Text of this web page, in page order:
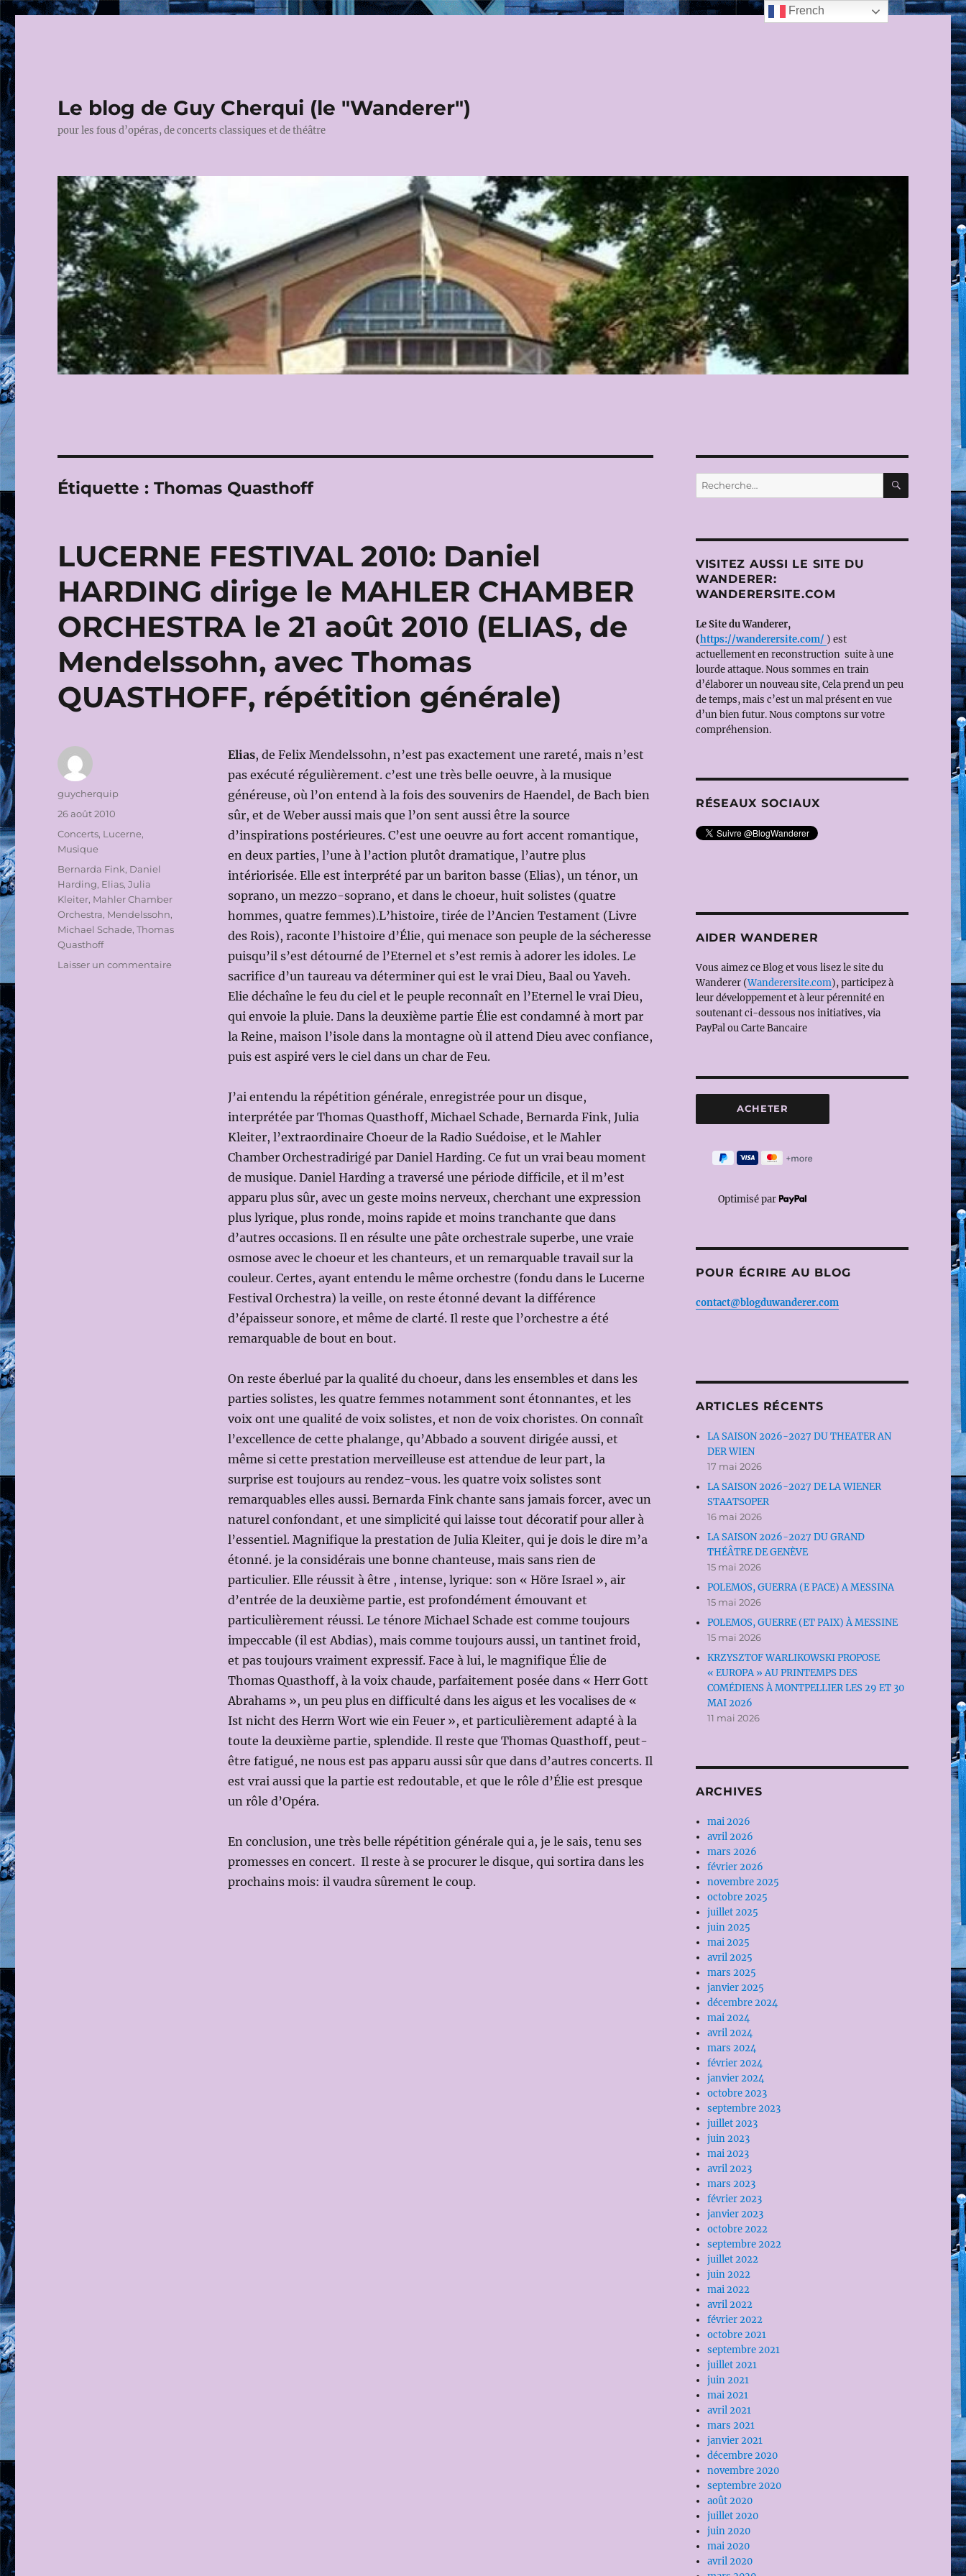
Le blog de Guy Cherqui (le "Wanderer")
pour les fous d’opéras, de concerts classiques et de théâtre
Étiquette :Thomas Quasthoff
LUCERNE FESTIVAL 2010: Daniel
HARDING dirige le MAHLER CHAMBER
ORCHESTRA le 21 août 2010 (ELIAS, de
Mendelssohn, avec Thomas
QUASTHOFF, répétition générale)
Elias, de Felix Mendelssohn, n’est pas exactement une rareté, mais n’est
pas exécuté régulièrement. c’est une très belle oeuvre, à la musique
généreuse, où l’on entend à la fois des souvenirs de Haendel, de Bach bien
sûr, et de Weber aussi mais que l’on sent aussi être la source
d’inspirations postérieures. C’est une oeuvre au fort accent romantique,
en deux parties, l’une à l’action plutôt dramatique, l’autre plus
intériorisée. Elle est interprété par un bariton basse (Elias), un ténor, un
soprano, un mezzo-soprano, et dans le choeur, huit solistes (quatre
hommes, quatre femmes).L’histoire, tirée de l’Ancien Testament (Livre
des Rois), raconte l’histoire d’Élie, qui menace son peuple de la sécheresse
puisqu’il s’est détourné de l’Eternel et s’est remis à adorer les idoles. Le
sacrifice d’un taureau va déterminer qui est le vrai Dieu, Baal ou Yaveh.
Elie déchaîne le feu du ciel et le peuple reconnaît en l’Eternel le vrai Dieu,
qui envoie la pluie. Dans la deuxième partie Élie est condamné à mort par
la Reine, maison l’isole dans la montagne où il attend Dieu avec confiance,
puis est aspiré vers le ciel dans un char de Feu.
J’ai entendu la répétition générale, enregistrée pour un disque,
interprétée par Thomas Quasthoff, Michael Schade, Bernarda Fink, Julia
Kleiter, l’extraordinaire Choeur de la Radio Suédoise, et le Mahler
Chamber Orchestradirigé par Daniel Harding. Ce fut un vrai beau moment
de musique. Daniel Harding a traversé une période difficile, et il m’est
apparu plus sûr, avec un geste moins nerveux, cherchant une expression
plus lyrique, plus ronde, moins rapide et moins tranchante que dans
d’autres occasions. Il en résulte une pâte orchestrale superbe, une vraie
osmose avec le choeur et les chanteurs, et un remarquable travail sur la
couleur. Certes, ayant entendu le même orchestre (fondu dans le Lucerne
Festival Orchestra) la veille, on reste étonné devant la différence
d’épaisseur sonore, et même de clarté. Il reste que l’orchestre a été
remarquable de bout en bout.
On reste éberlué par la qualité du choeur, dans les ensembles et dans les
parties solistes, les quatre femmes notamment sont étonnantes, et les
voix ont une qualité de voix solistes, et non de voix choristes. On connaît
l’excellence de cette phalange, qu’Abbado a souvent dirigée aussi, et
même si cette prestation merveilleuse est attendue de leur part, la
surprise est toujours au rendez-vous. les quatre voix solistes sont
remarquables elles aussi. Bernarda Fink chante sans jamais forcer, avec un
naturel confondant, et une simplicité qui laisse tout décoratif pour aller à
l’essentiel. Magnifique la prestation de Julia Kleiter, qui je dois le dire m’a
étonné. je la considérais une bonne chanteuse, mais sans rien de
particulier. Elle réussit à être , intense, lyrique: son « Höre Israel », air
d’entrée de la deuxième partie, est profondément émouvant et
particulièrement réussi. Le ténore Michael Schade est comme toujours
impeccable (il est Abdias), mais comme toujours aussi, un tantinet froid,
et pas toujours vraiment expressif. Face à lui, le magnifique Élie de
Thomas Quasthoff, à la voix chaude, parfaitement posée dans « Herr Gott
Abrahams », un peu plus en difficulté dans les aigus et les vocalises de «
Ist nicht des Herrn Wort wie ein Feuer », et particulièrement adapté à la
toute la deuxième partie, splendide. Il reste que Thomas Quasthoff, peut-
être fatigué, ne nous est pas apparu aussi sûr que dans d’autres concerts. Il
est vrai aussi que la partie est redoutable, et que le rôle d’Élie est presque
un rôle d’Opéra.
En conclusion, une très belle répétition générale qui a, je le sais, tenu ses
promesses en concert. Il reste à se procurer le disque, qui sortira dans les
prochains mois: il vaudra sûrement le coup.
Auteur
guycherquip
Publié
26 août 2010
Catégories
Concerts, Lucerne,
Musique
Étiquettes
Bernarda Fink, Daniel
Harding, Elias,Julia
Kleiter, Mahler Chamber
Orchestra, Mendelssohn,
Michael Schade,Thomas
Quasthoff
Laisser un commentairesur
ORCHESTRA
Mendelssohn,
QUASTHOFF,
Recherche
pour :
VISITEZ AUSSI LE SITE DU
WANDERER:
WANDERERSITE.COM
Le Site du Wanderer,
(https://wanderersite.com/ ) est
actuellement en reconstruction suite à une
lourde attaque. Nous sommes en train
d’élaborer un nouveau site, Cela prend un peu
de temps, mais c’est un mal présent en vue
d’un bien futur. Nous comptons sur votre
compréhension.
RÉSEAUX SOCIAUX
AIDER WANDERER
Vous aimez ce Blog et vous lisez le site du
Wanderer (Wanderersite.com), participez à
leur développement et à leur pérennité en
soutenant ci-dessous nos initiatives, via
PayPal ou Carte Bancaire
Optimisé par
POUR ÉCRIRE AU BLOG
contact@blogduwanderer.com
ARTICLES RÉCENTS
LA SAISON 2026-2027 DU THEATER AN
DER WIEN
17 mai 2026
LA SAISON 2026-2027 DE LA WIENER
STAATSOPER
16 mai 2026
LA SAISON 2026-2027 DU GRAND
THÉÂTRE DE GENÈVE
15 mai 2026
POLEMOS, GUERRA (E PACE) A MESSINA
15 mai 2026
POLEMOS, GUERRE (ET PAIX) À MESSINE
15 mai 2026
KRZYSZTOF WARLIKOWSKI PROPOSE
« EUROPA » AU PRINTEMPS DES
COMÉDIENS À MONTPELLIER LES 29 ET 30
MAI 2026
11 mai 2026
ARCHIVES
mai 2026
avril 2026
mars 2026
février 2026
novembre 2025
octobre 2025
juillet 2025
juin 2025
mai 2025
avril 2025
mars 2025
janvier 2025
décembre 2024
mai 2024
avril 2024
mars 2024
février 2024
janvier 2024
octobre 2023
septembre 2023
juillet 2023
juin 2023
mai 2023
avril 2023
mars 2023
février 2023
janvier 2023
octobre 2022
septembre 2022
juillet 2022
juin 2022
mai 2022
avril 2022
février 2022
octobre 2021
septembre 2021
juillet 2021
juin 2021
mai 2021
avril 2021
mars 2021
janvier 2021
décembre 2020
novembre 2020
septembre 2020
août 2020
juillet 2020
juin 2020
mai 2020
avril 2020
French